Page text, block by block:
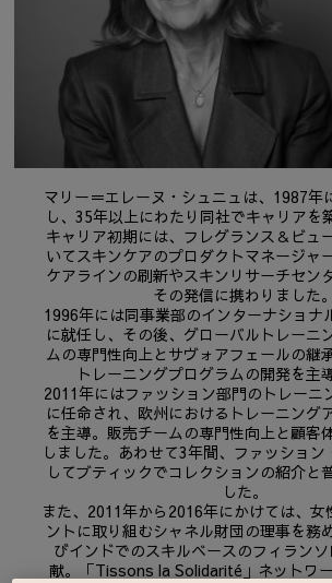
採用情報
マリー＝エレーヌ・シュニュは、1987年
し、35年以上にわたり同社でキャリアを
キャリア初期には、フレグランス＆ビュ
いてスキンケアのプロダクトマネージャ
ケアラインの刷新やスキンリサーチセン
その発信に携わりました。
1996年には同事業部のインターナショナ
に就任し、その後、グローバルトレーニ
ムの専門性向上とサヴォアフェールの継
トレーニングプログラムの開発を主
2011年にはファッション部門のトレーニ
に任命され、欧州におけるトレーニング
を主導。販売チームの専門性向上と顧客
しました。あわせて3年間、ファッション
してブティックでコレクションの紹介と
した。
また、2011年から2016年にかけては、女
ントに取り組むシャネル財団の理事を務
びインドでのスキルベースのフィラン
献。「Tissons la Solidarité」ネットワ